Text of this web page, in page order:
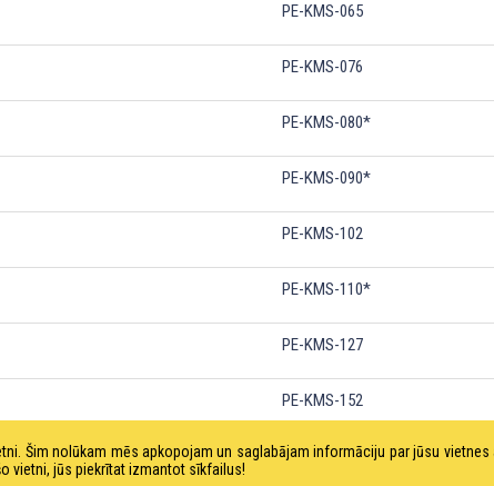
PE-KMS-065
PE-KMS-076
PE-KMS-080*
PE-KMS-090*
PE-KMS-102
PE-KMS-110*
PE-KMS-127
PE-KMS-152
PE-KMS-200*
Šim nolūkam mēs apkopojam un saglabājam informāciju par jūsu
vietni, jūs piekrītat izmantot sīkfailus!